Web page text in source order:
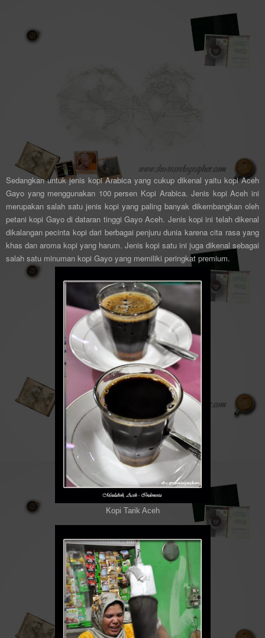
Sedangkan untuk jenis kopi Arabica yang cukup dikenal yaitu kopi Aceh
Gayo yang menggunakan 100 persen Kopi Arabica. Jenis kopi Aceh ini
merupakan salah satu jenis kopi yang paling banyak dikembangkan oleh
petani kopi Gayo di dataran tinggi Gayo Aceh. Jenis kopi ini telah dikenal
dikalangan pecinta kopi dari berbagai penjuru dunia karena cita rasa yang
khas dan aroma kopi yang harum. Jenis kopi satu ini juga dikenal sebagai
salah satu minuman kopi Gayo yang memiliki peringkat premium.
Kopi Tarik Aceh